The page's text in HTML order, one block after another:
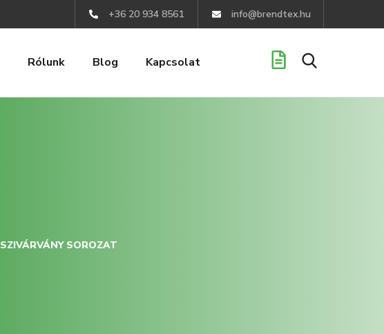
+36 20 934 8561 info@brendtex.hu
Rólunk Blog Kapcsolat
SZIVÁRVÁNY SOROZAT